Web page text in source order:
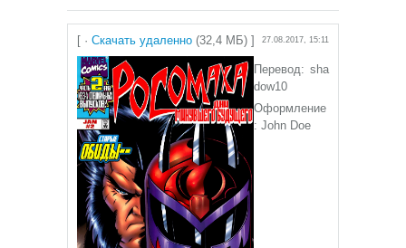
[ · Скачать удаленно (32,4 МБ) ] 27.08.2017, 15:11
Перевод: sha
dow10
Оформление
: John Doe